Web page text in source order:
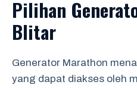
Pilihan
Blitar
Generator Marathon
yang dapat diakses oleh